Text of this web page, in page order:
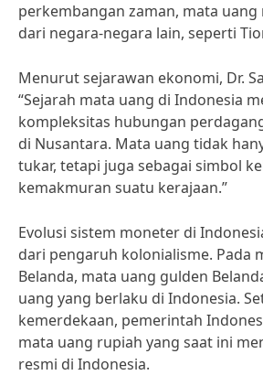
perkembangan zaman, mata
dari negara-negara lain, seperti
Menurut sejarawan ekonomi, Dr.
“Sejarah mata uang di Indonesia
kompleksitas hubungan
di Nusantara. Mata uang tidak
tukar, tetapi juga sebagai simbol
kemakmuran suatu kerajaan.”
Evolusi sistem moneter di
dari pengaruh kolonialisme. Pada
Belanda, mata uang gulden
uang yang berlaku di Indonesia.
kemerdekaan, pemerintah
mata uang rupiah yang saat ini
resmi di Indonesia.